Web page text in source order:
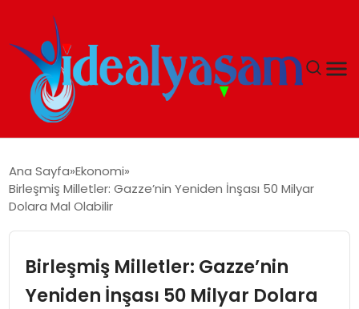
GÜNDEM
İDEAL YAŞAM
Ana Sayfa Ekonomi
Birleşmiş Milletler: Gazze’nin Yeniden İnşası 50 Milyar
Dolara Mal Olabilir
Birleşmiş Milletler: Gazze’nin
Yeniden İnşası 50 Milyar Dolara